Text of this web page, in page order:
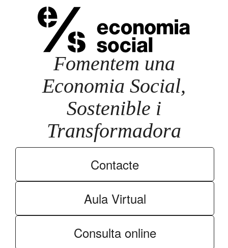
Fomentem una
Economia Social,
Sostenible i
Transformadora
Contacte
Aula Virtual
Consulta online